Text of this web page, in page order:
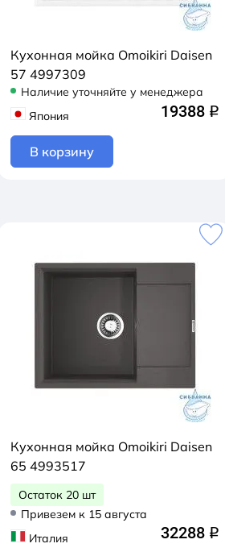
Кухонная мойка Omoikiri Daisen
57 4997309
Наличие уточняйте у менеджера
Япония
19388 q
В корзину
Кухонная мойка Omoikiri Daisen
65 4993517
Остаток 20 шт
Привезем к 15 августа
Италия
32288 q